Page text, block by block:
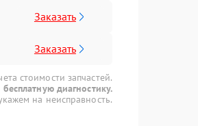
Заказать
Заказать
стоимости запчастей.
диагностику.
на неисправность.